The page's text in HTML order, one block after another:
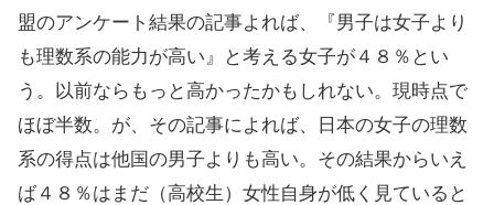
盟のアンケート結果の記事よれば、『男子は女子より
も理数系の能力が高い』と考える女子が４８％とい
う。以前ならもっと高かったかもしれない。現時点で
ほぼ半数。が、その記事によれば、日本の女子の理数
系の得点は他国の男子よりも高い。その結果からいえ
ば４８％はまだ（高校生）女性自身が低く見ていると